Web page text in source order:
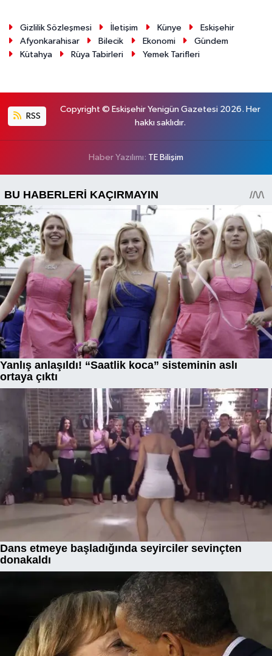
Gizlilik Sözleşmesi İletişim Künye
Eskişehir
Afyonkarahisar
Bilecik Ekonomi
Gündem
Kütahya
Rüya Tabirleri Yemek Tarifleri
RSS
Copyright © Eskişehir Yenigün Gazetesi 2026. Her
hakkı saklıdır.
Haber Yazılımı: TE Bilişim